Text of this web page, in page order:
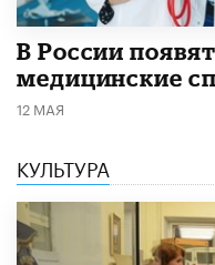
В России
медицинские
12 МАЯ
КУЛЬТУРА